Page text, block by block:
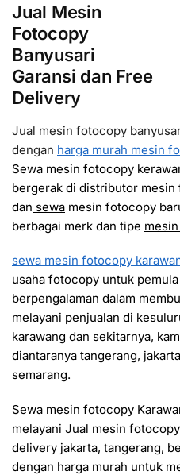
Jual Mesin
Fotocopy
Banyusari
Garansi dan Free
Delivery
Jual mesin fotocopy
dengan harga murah mesin
Sewa mesin fotocopy
bergerak di distributor mesin
dan sewa mesin fotocopy
berbagai merk dan tipe
sewa mesin fotocopy
usaha fotocopy untuk
berpengalaman dalam
melayani penjualan di
karawang dan sekitarnya,
diantaranya tangerang,
semarang.
Sewa mesin fotocopy
melayani Jual mesin fotocopy
delivery jakarta, tangerang,
dengan harga murah untuk